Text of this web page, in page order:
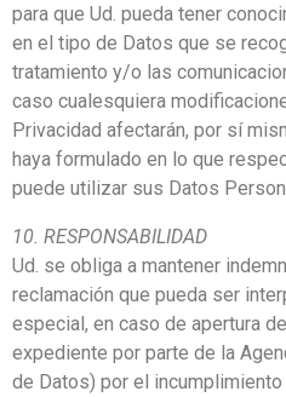
para que Ud. pueda tener
en el tipo de Datos que se
tratamiento y/o las
caso cualesquiera
Privacidad afectarán, por sí
haya formulado en lo que
puede utilizar sus Datos
10. RESPONSABILIDAD
Ud. se obliga a mantener
reclamación que pueda ser
especial, en caso de apertura
expediente por parte de la
de Datos) por el